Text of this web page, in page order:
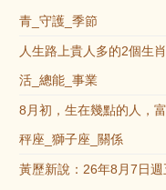
青_守護_季節
人生路上貴人多的2個生
活_總能_事業
8月初，生在幾點的人，
秤座_獅子座_關係
黃歷新說：26年8月7日